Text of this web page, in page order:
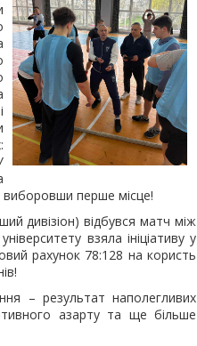
виборовши перше місце!
дивізіон) відбувся матч між
взяла ініціативу у
рахунок 78:128 на користь
– результат наполегливих
азарту та ще більше